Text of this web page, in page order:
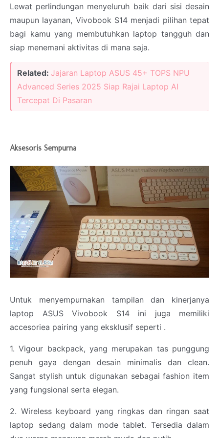
Lewat perlindungan menyeluruh baik dari sisi desain
maupun layanan, Vivobook S14 menjadi pilihan tepat
bagi kamu yang membutuhkan laptop tangguh dan
siap menemani aktivitas di mana saja.
Related: Jajaran Laptop ASUS 45+ TOPS NPU
Advanced Series 2025 Siap Rajai Laptop AI
Tercepat Di Pasaran
Aksesoris Sempurna
Untuk menyempurnakan tampilan dan kinerjanya
laptop ASUS Vivobook S14 ini juga memiliki
accesoriea pairing yang eksklusif seperti .
1. Vigour backpack, yang merupakan tas punggung
penuh gaya dengan desain minimalis dan clean.
Sangat stylish untuk digunakan sebagai fashion item
yang fungsional serta elegan.
2. Wireless keyboard yang ringkas dan ringan saat
laptop sedang dalam mode tablet. Tersedia dalam